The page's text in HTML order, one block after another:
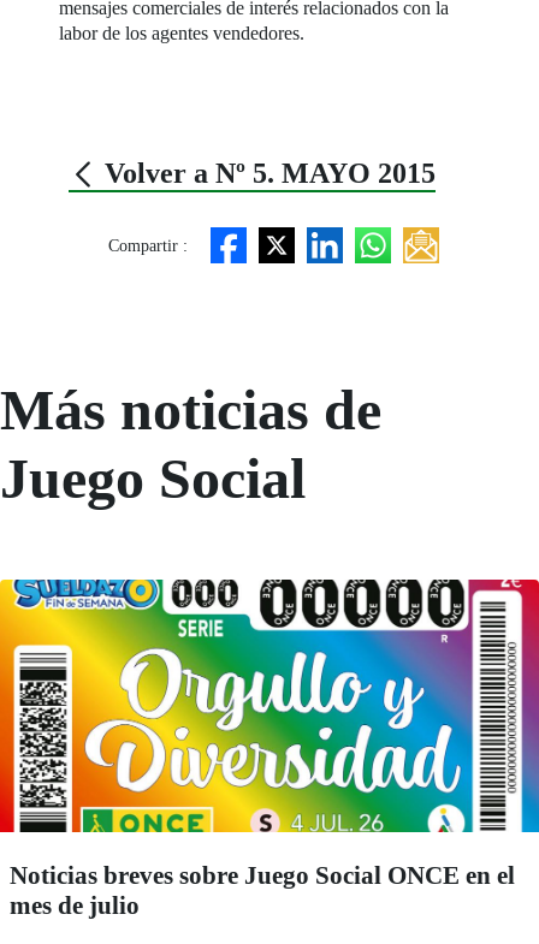
mensajes comerciales de interés relacionados con la
labor de los agentes vendedores.
Volver a Nº 5. MAYO 2015
Compartir :
Más noticias de
Juego Social
Noticias breves sobre Juego Social ONCE en el
mes de julio